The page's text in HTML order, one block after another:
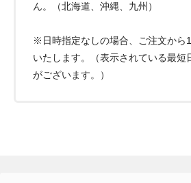
ん。（北海道、沖縄、九州）
※日時指定なしの場合、ご注文から
いたします。（表示されている最短
がございます。）